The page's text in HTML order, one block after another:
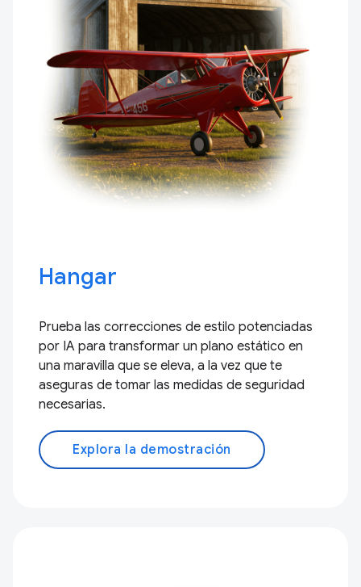
Hangar
Prueba las correcciones de estilo potenciadas
por IA para transformar un plano estático en
una maravilla que se eleva, a la vez que te
aseguras de tomar las medidas de seguridad
necesarias.
Explora la demostración